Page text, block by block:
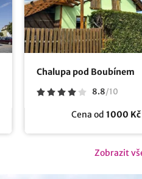
Chalupa pod Boubínem
8.8/10
Cena od 1000 Kč
Zobrazit